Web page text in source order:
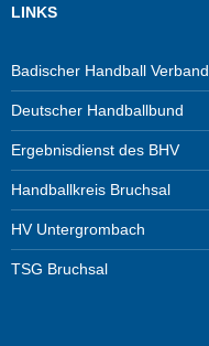
LINKS
Badischer Handball Verband
Deutscher Handballbund
Ergebnisdienst des BHV
Handballkreis Bruchsal
HV Untergrombach
TSG Bruchsal